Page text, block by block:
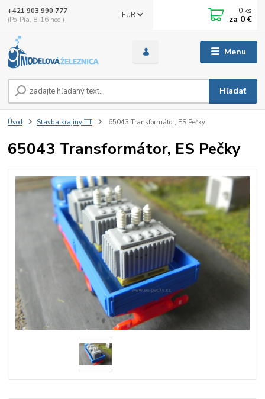
Menu
EUR
Hľadať
+421 903 990 777
(Po-Pia, 8-16 hod.)
0 ks
za 0 €
Úvod Stavba krajiny TT 65043 Transformátor, ES Pečky
65043 Transformátor, ES Pečky